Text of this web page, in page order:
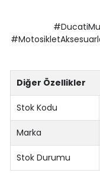
Diğer Özellikler
Stok Kodu
Marka
Stok Durumu